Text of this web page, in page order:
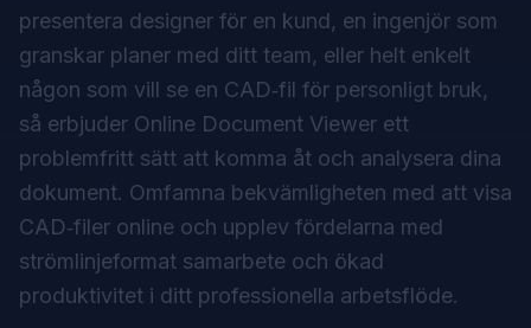
presentera designer för en kund, en ingenjör som
granskar planer med ditt team, eller helt enkelt
någon som vill se en CAD‑fil för personligt bruk,
så erbjuder Online Document Viewer ett
problemfritt sätt att komma åt och analysera dina
dokument. Omfamna bekvämligheten med att visa
CAD‑filer online och upplev fördelarna med
strömlinjeformat samarbete och ökad
produktivitet i ditt professionella arbetsflöde.